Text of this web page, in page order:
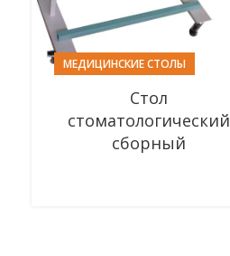
МЕДИЦИНСКИЕ СТОЛЫ
Стол
стоматологический
сборный